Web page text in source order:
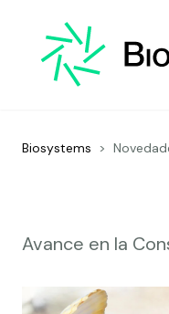
Biosystems >
Avance en la